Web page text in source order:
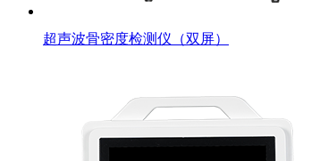
超声波骨密度检测仪（双屏）